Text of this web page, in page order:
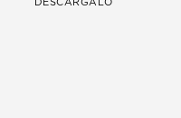
DESCÁRGALO